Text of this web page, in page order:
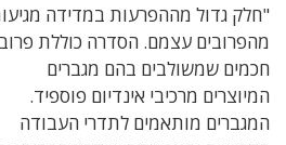
"חלק גדול מההפרעות במדידה
מהפרובים עצמם. הסדרה כוללת
חכמים שמשולבים בהם מגברים
המיוצרים מרכיבי אינדיום פוספיד.
המגברים מותאמים לתדרי העבודה